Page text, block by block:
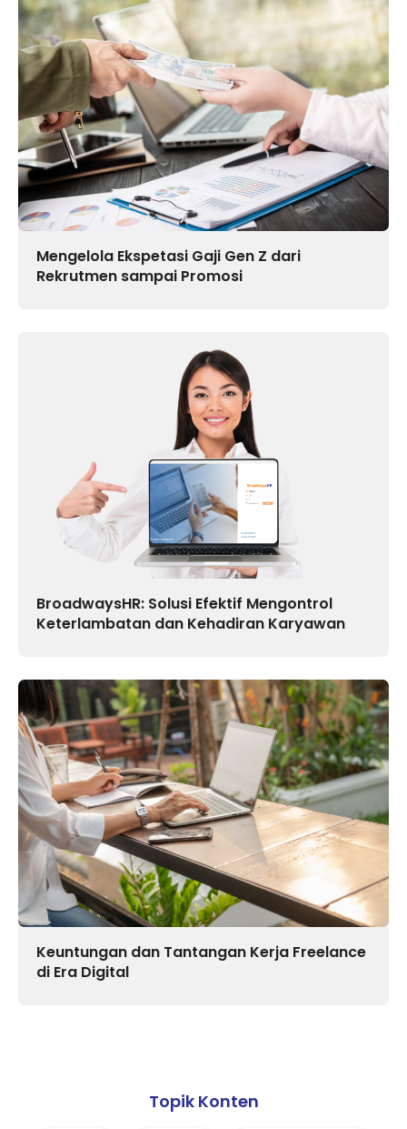
Mengelola Ekspetasi Gaji Gen Z dari
Rekrutmen sampai Promosi
BroadwaysHR: Solusi Efektif Mengontrol
Keterlambatan dan Kehadiran Karyawan
Keuntungan dan Tantangan Kerja Freelance
di Era Digital
Topik Konten